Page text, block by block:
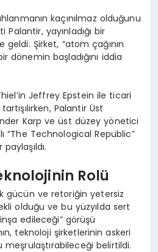
kaçınılmaz olduğunu
yayınladığı bir
Şirket, “atom çağının
dönemin başladığını iddia
Jeffrey Epstein ile ticari
Palantir Üst
Karp ve üst düzey yönetici
“The Technological Republic”
Rolü
gücün ve retoriğin yetersiz
olduğu ve bu yüzyılda sert
edileceği” görüşü
teknoloji şirketlerinin askeri
belirtildi.